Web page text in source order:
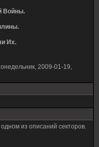
Войны.
Их.
2009-01-19,
из описаний секторов.